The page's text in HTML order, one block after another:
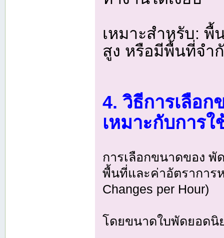
เหมาะสำหรับ: พื้
สูง หรือมีพื้นที่จำ
4. วิธีการเลือ
เหมาะกับการใ
การเลือกขนาดของ
พื้นที่และค่าอัตราการ
Changes per Hour)
โดยขนาดใบพัดยอดนิ